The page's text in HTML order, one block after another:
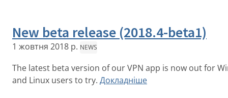
New beta release (2018.4-beta1)
1 жовтня 2018 р. NEWS
The latest beta version of our VPN app is now out for
and Linux users to try. Докладніше